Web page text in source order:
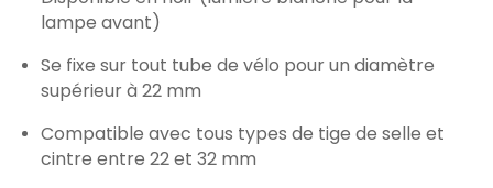
lampe avant)
Se fixe sur tout tube de vélo pour un diamètre
supérieur à 22 mm
Compatible avec tous types de tige de selle et
cintre entre 22 et 32 mm